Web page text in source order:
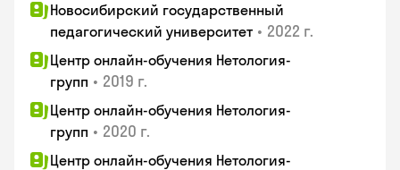
Новосибирский государственный
педагогический университет • 2022 г.
Центр онлайн-обучения Нетология-
групп • 2019 г.
Центр онлайн-обучения Нетология-
групп • 2020 г.
Центр онлайн-обучения Нетология-